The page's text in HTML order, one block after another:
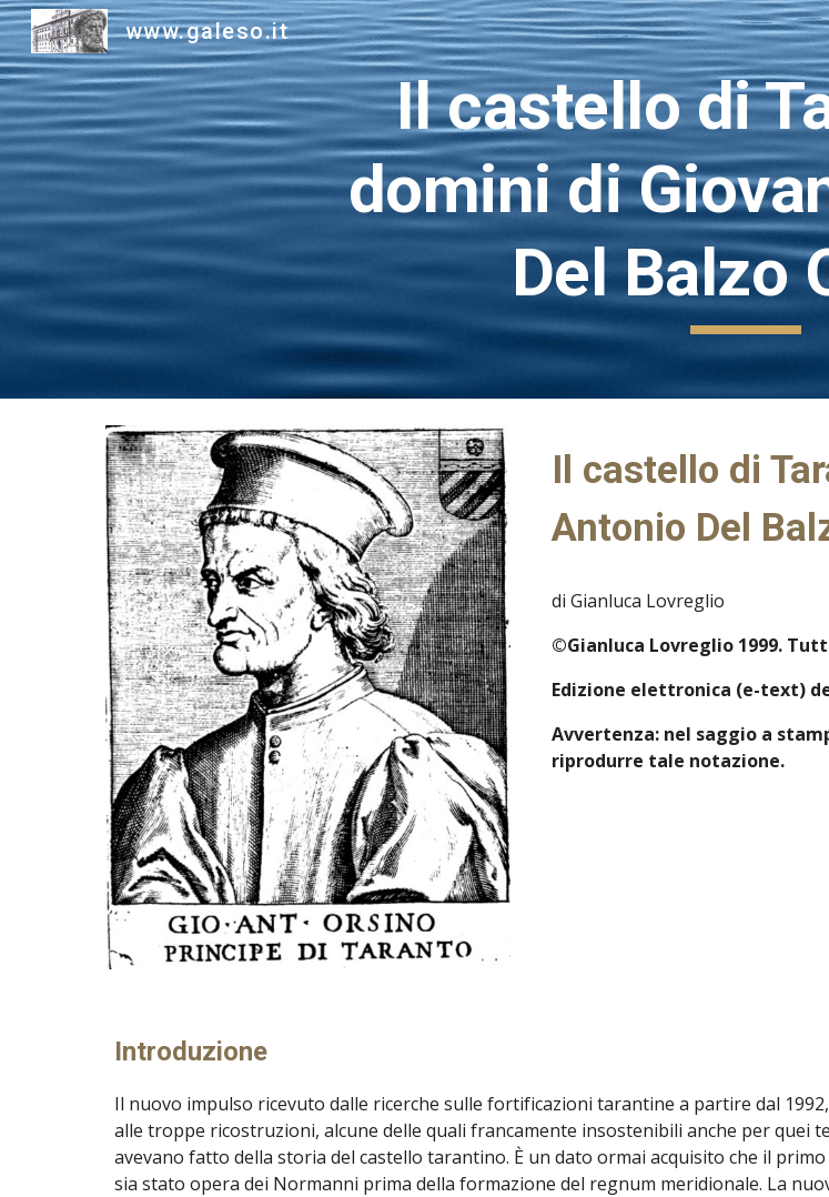
Skip to main content
www.galeso.it
Il castello di
domini di
Del Balzo
Il castello di
Antonio Del
di Gianluca Lovreglio
©Gianluca Lovreglio 1999.
Edizione elettronica (e-text)
Avvertenza: nel saggio a
riprodurre tale notazione.
Introduzione
Il nuovo impulso ricevuto dalle ricerche sulle fortificazioni tarantine a partire dal
alle troppe ricostruzioni, alcune delle quali francamente insostenibili anche per quei
avevano fatto della storia del castello tarantino. È un dato ormai acquisito che il
sia stato opera dei Normanni prima della formazione del regnum meridionale. La